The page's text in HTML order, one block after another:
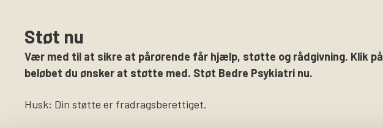
Støt nu
Vær med til at sikre at pårørende får hjælp, støtte og rådgivning. Klik på
beløbet du ønsker at støtte med. Støt Bedre Psykiatri nu.
Husk: Din støtte er fradragsberettiget.